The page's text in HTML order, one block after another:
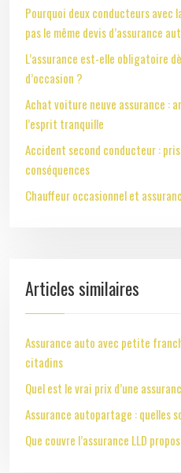
Pourquoi deux conducteurs avec
pas le même devis d’assurance
L’assurance est-elle obligatoire
d’occasion ?
Achat voiture neuve assurance :
l’esprit tranquille
Accident second conducteur :
conséquences
Chauffeur occasionnel et
Articles similaires
Assurance auto avec petite
citadins
Quel est le vrai prix d’une
Assurance autopartage : quelles
Que couvre l’assurance LLD